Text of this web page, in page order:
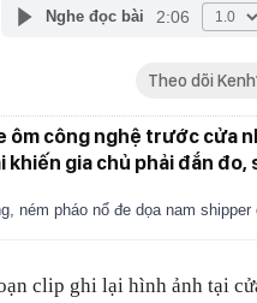
Nghe đọc bài 2:06
Theo dõi
ôm công nghệ trước cửa
khiến gia chủ phải đắn đo,
ném pháo nổ đe dọa nam shipper
clip ghi lại hình ảnh tại